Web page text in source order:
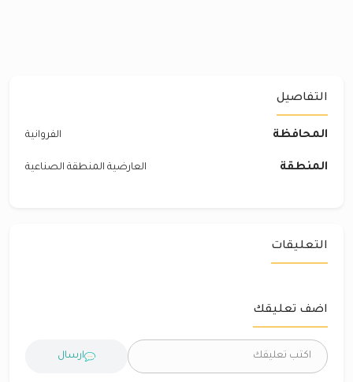
التفاصيل
المحافظة الفروانية
المنطقة العارضية المنطقة الصناعية
التعليقات
اضف تعليقك
ارسال